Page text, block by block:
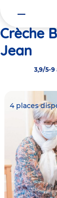
Crèche
Jean
3,9/5-9
4 places